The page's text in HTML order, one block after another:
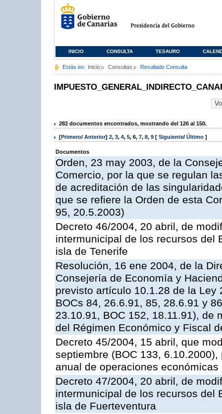
INICIO CONSULTA TESAURO
Estás en: Inicio Consultas Resultado Consulta
282 documentos encontrados, mostrando del 126 al 150.
[Primero/ Anterior] 2, 3, 4, 5, 6, 7, 8, 9 [ Siguiente/ Último ]
Documentos
Orden, 23 may 2003, de la
Comercio, por la que se regulan
de acreditación de las
que se refiere la Orden de esta
95, 20.5.2003)
Decreto 46/2004, 20 abril, de
intermunicipal de los recursos del
isla de Tenerife
Resolución, 16 ene 2004, de la
Consejería de Economía y
previsto artículo 10.1.28 de la Ley
BOCs 84, 26.6.91, 85, 28.6.91 y
23.10.91, BOC 152, 18.11.91), de
del Régimen Económico y Fiscal
Decreto 45/2004, 15 abril, que
septiembre (BOC 133,
anual de operaciones
Decreto 47/2004, 20 abril, de
intermunicipal de los recursos del
isla de Fuerteventura